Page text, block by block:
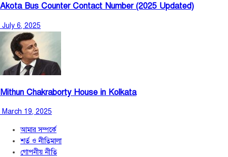
Akota Bus Counter Contact Number (2025 Updated)
July 6, 2025
Mithun Chakraborty House in Kolkata
March 19, 2025
আমার সম্পর্কে
শর্ত ও নীতিমালা
গোপনীয় নীতি